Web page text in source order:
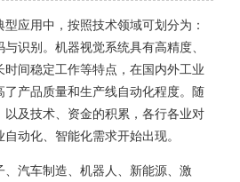
应用中，按照技术领域可划分为：
识别。机器视觉系统具有高精度、
间稳定工作等特点，在国内外工业
产品质量和生产线自动化程度。随
及技术、资金的积累，各行各业对
动化、智能化需求开始出现。
汽车制造、机器人、新能源、激